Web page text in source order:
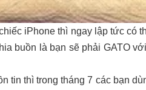
iPhone thì ngay lập tức có
buồn là bạn sẽ phải GATO
tin thì trong tháng 7 các bạn